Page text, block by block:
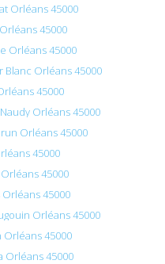
Orléans 45000
45000
Orléans 45000
Blanc Orléans 45000
45000
Orléans 45000
Orléans 45000
45000
45000
45000
Orléans 45000
45000
Orléans 45000